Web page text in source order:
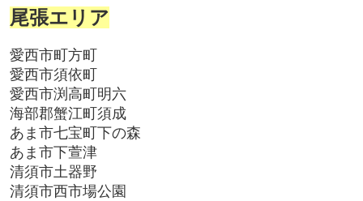
尾張エリア
愛西市町方町
愛西市須依町
愛西市渕高町明六
海部郡蟹江町須成
あま市七宝町下の森
あま市下萱津
清須市土器野
清須市西市場公園